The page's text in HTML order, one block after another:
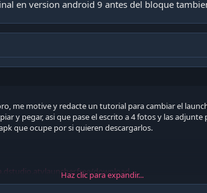
compartan wifi con el Deco vtr de este modo crearán
en version android 9 antes del bloque
me motive y redacte un tutorial para cambiar el
y pegar, asi que pase el escrito a 4 fotos y las
que ocupe por si quieren descargarlos.
download
android/descargar
Haz clic para expandir...